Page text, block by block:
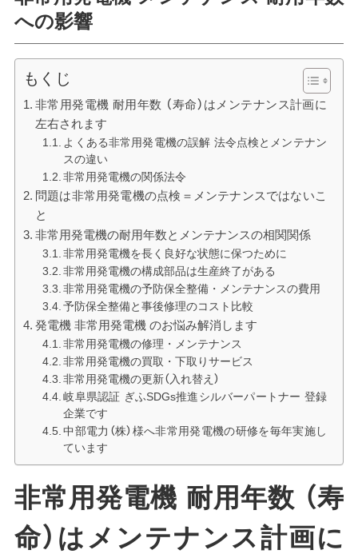
への影響
もくじ
非常用発電機 耐用年数 （寿命）はメンテナンス計画に
左右されます
よくある非常用発電機の誤解 法令点検とメンテナン
スの違い
非常用発電機の関係法令
問題は非常用発電機の点検＝メンテナンスではないこ
と
非常用発電機の耐用年数とメンテナンスの相関関係
非常用発電機を長く良好な状態に保つために
非常用発電機の構成部品は生産終了がある
非常用発電機の予防保全整備・メンテナンスの費用
予防保全整備と事後修理のコスト比較
発電機 非常用発電機 のお悩み解消します
非常用発電機の修理・メンテナンス
非常用発電機の買取・下取りサービス
非常用発電機の更新（入れ替え）
岐阜県認証 ぎふSDGs推進シルバーパートナー 登録
企業です
中部電力（株）様へ非常用発電機の研修を毎年実施し
ています
非常用発電機 耐用年数 （寿
命）はメンテナンス計画に